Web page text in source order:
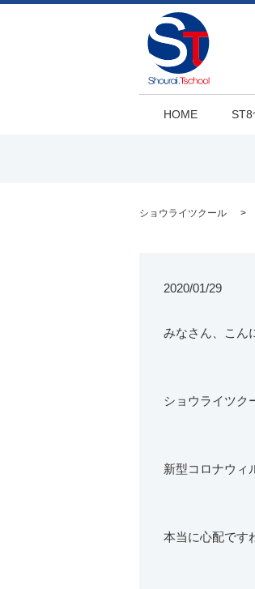
HOME ST8
ショウライツクール
2020/01/29
みなさん、こん
ショウライツク
新型コロナウィ
本当に心配です